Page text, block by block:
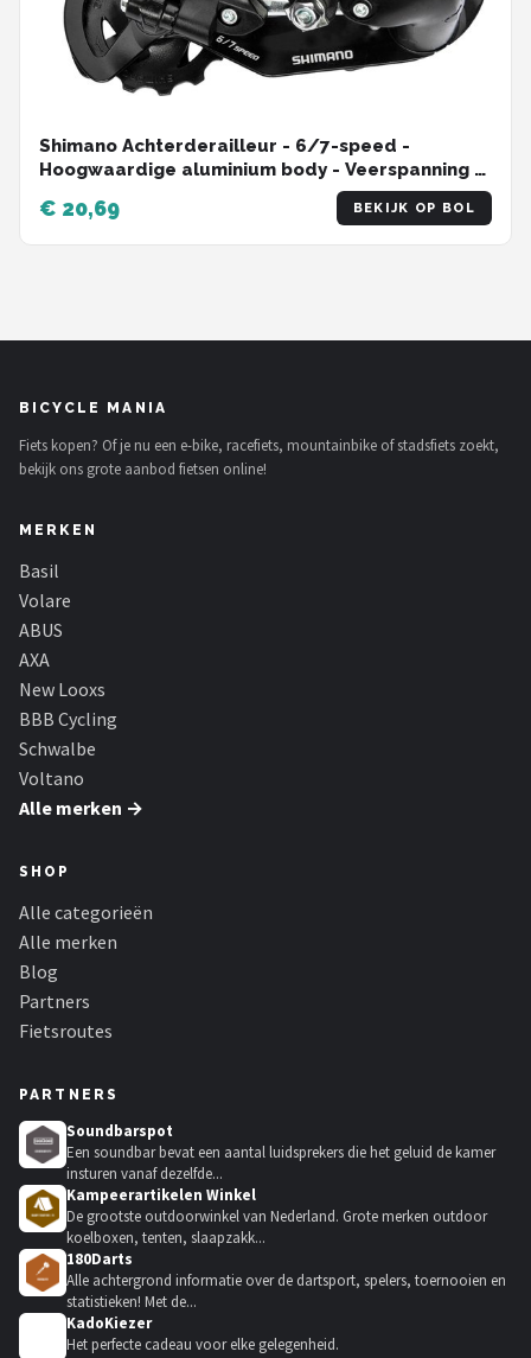
Shimano Achterderailleur - 6/7-speed -
Hoogwaardige aluminium body - Veerspanning -
€ 20,69 BEKIJK OP BOL
BICYCLE MANIA
Fiets kopen? Of je nu een e-bike, racefiets, mountainbike of stadsfiets zoekt,
bekijk ons grote aanbod fietsen online!
MERKEN
Basil
Volare
ABUS
AXA
New Looxs
BBB Cycling
Schwalbe
Voltano
Alle merken →
SHOP
Alle categorieën
Alle merken
Blog
Partners
Fietsroutes
PARTNERS
Soundbarspot
Een soundbar bevat een aantal luidsprekers die het geluid de kamer
insturen vanaf dezelfde...
Kampeerartikelen Winkel
De grootste outdoorwinkel van Nederland. Grote merken outdoor
koelboxen, tenten, slaapzakk...
180Darts
Alle achtergrond informatie over de dartsport, spelers, toernooien en
statistieken! Met de...
KadoKiezer
Het perfecte cadeau voor elke gelegenheid.